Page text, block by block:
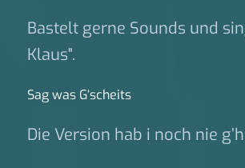
Bastelt gerne Sounds und
Klaus".
Sag was G‘scheits
Die Version hab i noch nie